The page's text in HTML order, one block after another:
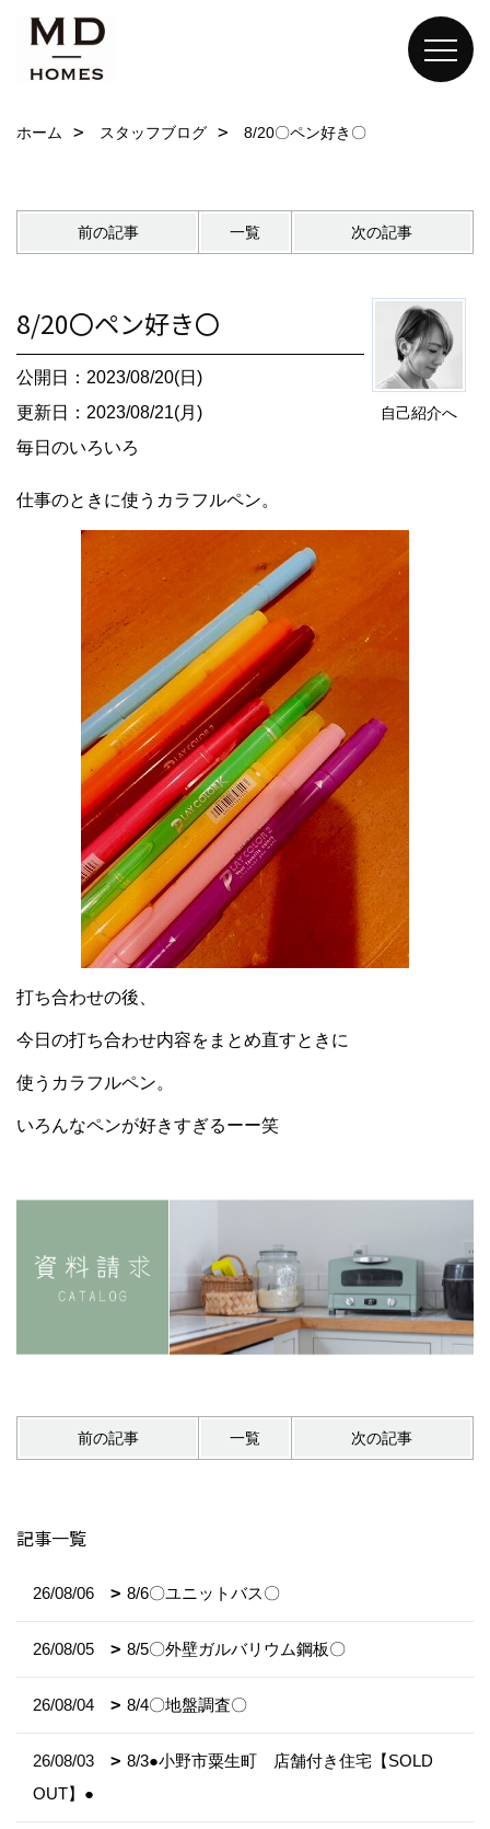
ホーム スタッフブログ 8/20〇ペン好き〇
前の記事 一覧 次の記事
自己紹介へ
8/20〇ペン好き〇
公開日：2023/08/20(日)
更新日：2023/08/21(月)
毎日のいろいろ
仕事のときに使うカラフルペン。
打ち合わせの後、
今日の打ち合わせ内容をまとめ直すときに
使うカラフルペン。
いろんなペンが好きすぎるーー笑
前の記事 一覧 次の記事
記事一覧
26/08/06 8/6〇ユニットバス〇
26/08/05 8/5〇外壁ガルバリウム鋼板〇
26/08/04 8/4〇地盤調査〇
26/08/03
8/3●小野市粟生町 店舗付き住宅【SOLD
OUT】●